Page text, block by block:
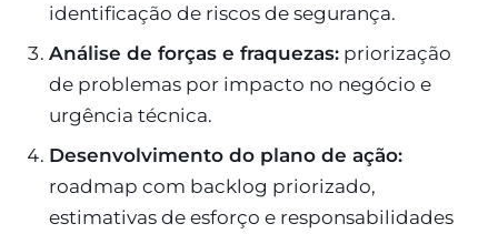
identificação de riscos de segurança.
Análise de forças e fraquezas: priorização
de problemas por impacto no negócio e
urgência técnica.
Desenvolvimento do plano de ação:
roadmap com backlog priorizado,
estimativas de esforço e responsabilidades